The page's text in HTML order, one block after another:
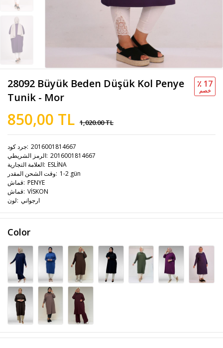
28092 Büyük Beden Düşük Kol Penye
Tunik - Mor
850,00 TL 1,020.00 TL
٪ 17
خصم
جرد كود 2016001814667
الرمز الشريطي 2016001814667
العلامة التجارية ESLİNA
وقت الشحن المقدر 1-2 gün
قماش PENYE
قماش VİSKON
لون ارجواني
Color